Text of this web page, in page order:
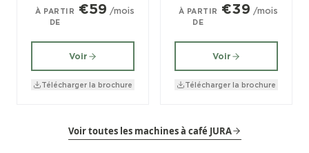
À PARTIR
DE
€59 /mois
Voir
Télécharger la brochure
À PARTIR
DE
€39 /mois
Voir
Télécharger la brochure
Voir toutes les machines à café JURA